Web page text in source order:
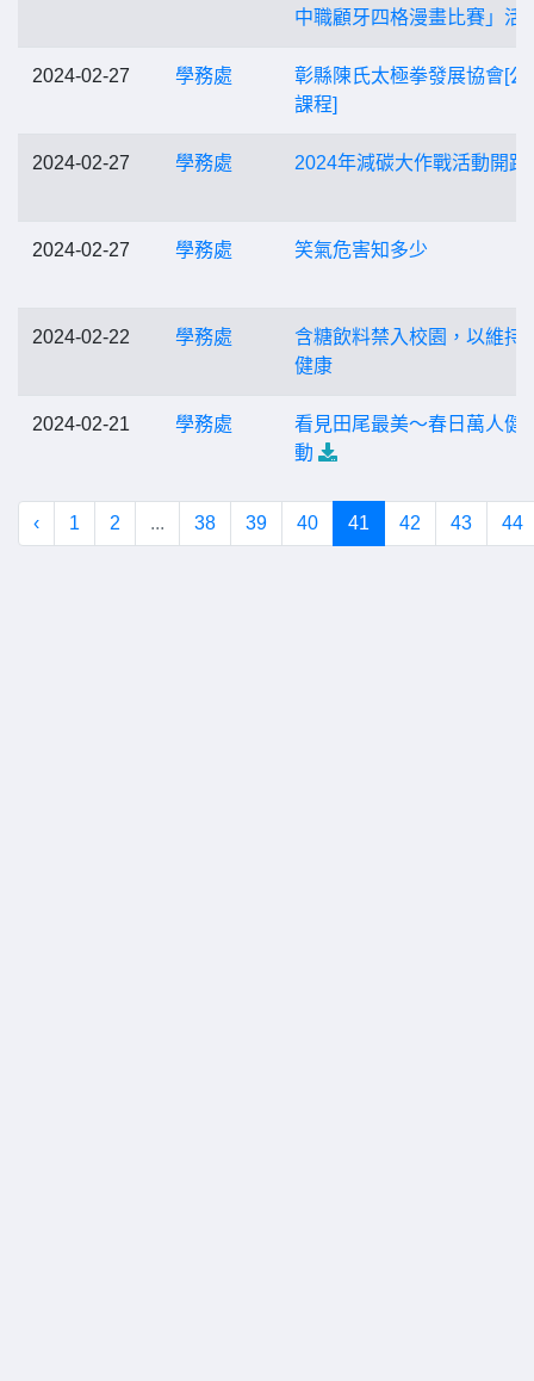
中職顧牙四格漫畫比賽」活
2024-02-27 學務處
彰縣陳氏太極拳發展協會[公
課程]
2024-02-27 學務處 2024年減碳大作戰活動開跑
2024-02-27 學務處 笑氣危害知多少
2024-02-22 學務處
含糖飲料禁入校園，以維持
健康
2024-02-21 學務處
看見田尾最美～春日萬人健
動
‹ 1 2 ... 38 39 40 41 42 43 44